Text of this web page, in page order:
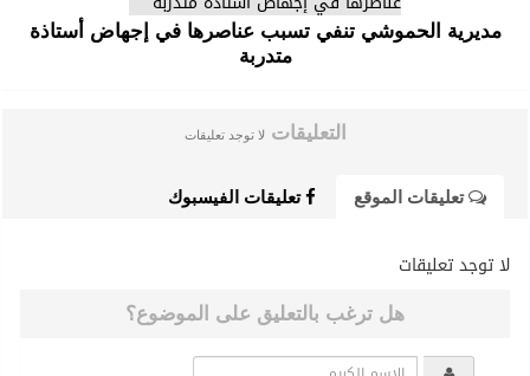
مديرية الحموشي تنفي تسبب عناصرها في إجهاض أستاذة
متدربة
التعليقات لا توجد تعليقات
تعليقات الموقع تعليقات الفيسبوك
لا توجد تعليقات
هل ترغب بالتعليق على الموضوع؟